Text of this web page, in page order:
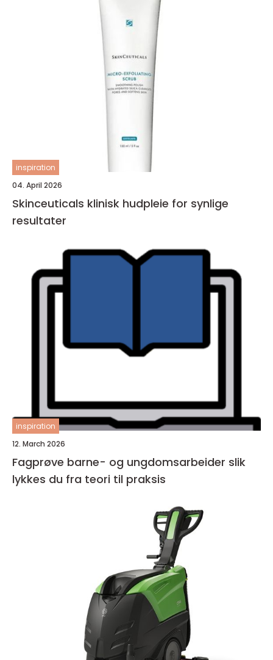
inspiration
04. April 2026
Skinceuticals klinisk hudpleie for synlige
resultater
inspiration
12. March 2026
Fagprøve barne- og ungdomsarbeider slik
lykkes du fra teori til praksis